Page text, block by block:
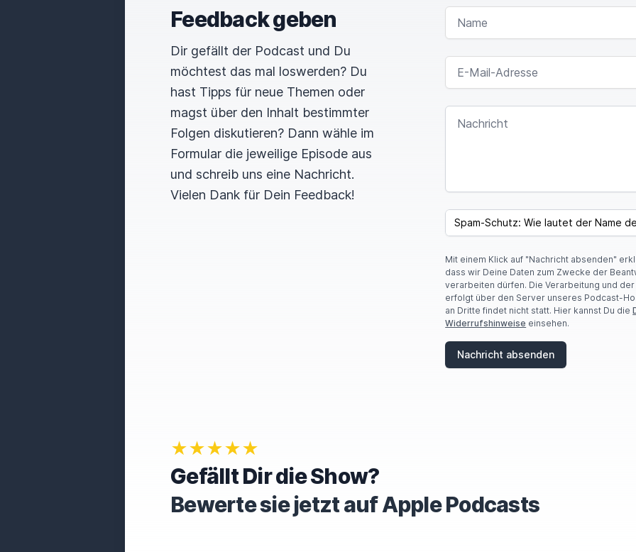
Feedback geben
Dir gefällt der Podcast und Du
möchtest das mal loswerden? Du
hast Tipps für neue Themen oder
magst über den Inhalt bestimmter
Folgen diskutieren? Dann wähle im
Formular die jeweilige Episode aus
und schreib uns eine Nachricht.
Vielen Dank für Dein Feedback!
NAME
E-MAIL-ADRESSE
NACHRICHT
SPAM CAPTCHA
Mit einem Klick auf "Nachricht absenden"
dass wir Deine Daten zum Zwecke der
verarbeiten dürfen. Die Verarbeitung und
erfolgt über den Server unseres Podcast-
an Dritte findet nicht statt. Hier kannst Du die
Widerrufshinweise einsehen.
Nachricht absenden
★★★★★
Gefällt Dir die Show?
Bewerte sie jetzt auf Apple Podcasts